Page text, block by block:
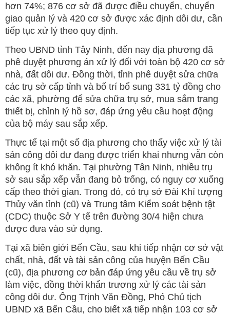
hơn 74%; 876 cơ sở đã được điều chuyển, chuyển
giao quản lý và 420 cơ sở được xác định dôi dư, cần
tiếp tục xử lý theo quy định.
Theo UBND tỉnh Tây Ninh, đến nay địa phương đã
phê duyệt phương án xử lý đối với toàn bộ 420 cơ sở
nhà, đất dôi dư. Đồng thời, tỉnh phê duyệt sửa chữa
các trụ sở cấp tỉnh và bố trí bổ sung 331 tỷ đồng cho
các xã, phường để sửa chữa trụ sở, mua sắm trang
thiết bị, chỉnh lý hồ sơ, đáp ứng yêu cầu hoạt động
của bộ máy sau sắp xếp.
Thực tế tại một số địa phương cho thấy việc xử lý tài
sản công dôi dư đang được triển khai nhưng vẫn còn
không ít khó khăn. Tại phường Tân Ninh, nhiều trụ
sở sau sắp xếp vẫn đang bỏ trống, có nguy cơ xuống
cấp theo thời gian. Trong đó, có trụ sở Đài Khí tượng
Thủy văn tỉnh (cũ) và Trung tâm Kiểm soát bệnh tật
(CDC) thuộc Sở Y tế trên đường 30/4 hiện chưa
được đưa vào sử dụng.
Tại xã biên giới Bến Cầu, sau khi tiếp nhận cơ sở vật
chất, nhà, đất và tài sản công của huyện Bến Cầu
(cũ), địa phương cơ bản đáp ứng yêu cầu về trụ sở
làm việc, đồng thời khẩn trương xử lý các tài sản
công dôi dư. Ông Trịnh Văn Đồng, Phó Chủ tịch
UBND xã Bến Cầu, cho biết xã tiếp nhận 103 cơ sở